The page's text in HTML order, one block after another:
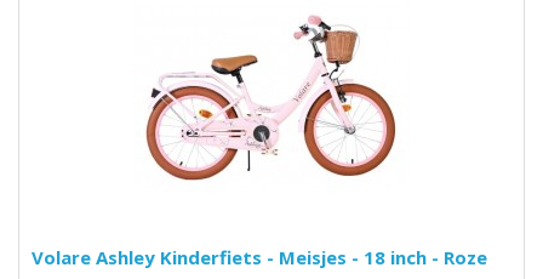
Volare Ashley Kinderfiets - Meisjes - 18 inch - Roze